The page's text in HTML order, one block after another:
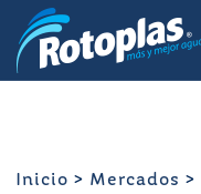
Saltar
contenido
Inicio > Mercados >